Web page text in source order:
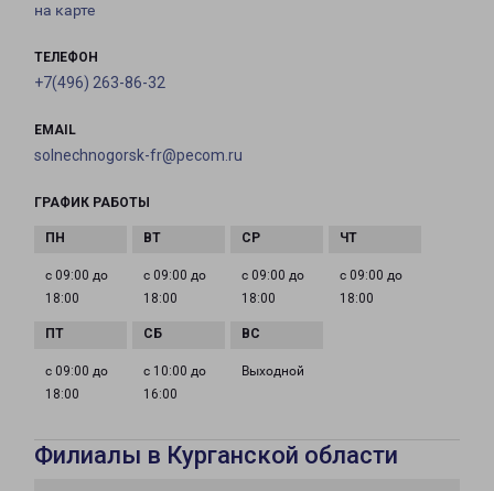
на карте
ТЕЛЕФОН
+7(496) 263-86-32
EMAIL
solnechnogorsk-fr@pecom.ru
ГРАФИК РАБОТЫ
с 09:00 до
18:00
с 09:00 до
18:00
с 09:00 до
18:00
с 09:00 до
18:00
с 09:00 до
18:00
с 10:00 до
16:00
Выходной
Филиалы в Курганской области